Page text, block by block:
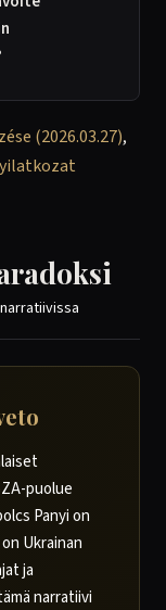
(2026.03.27),
puolue
Panyi on
Ukrainan
ja
narratiivi